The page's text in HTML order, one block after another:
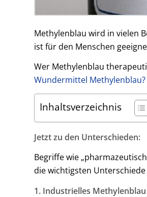
Methylenblau wird in vielen
ist für den Menschen
Wer Methylenblau
Wundermittel
Inhaltsverzeichnis
Jetzt zu den Unterschieden:
Begriffe wie
die wichtigsten
1. Industrielles Methylenblau